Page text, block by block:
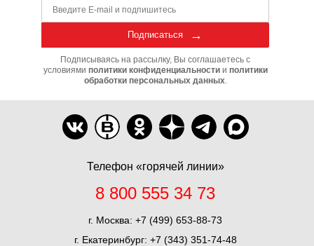
Телефон «горячей линии»
8 800 555 34 73
г. Москва: +7 (499) 653-88-73
г. Екатеринбург: +7 (343) 351-74-48
Подписаться
Подписываясь на рассылку, Вы соглашаетесь с
условиями политики конфиденциальностии политики
обработки персональных данных.